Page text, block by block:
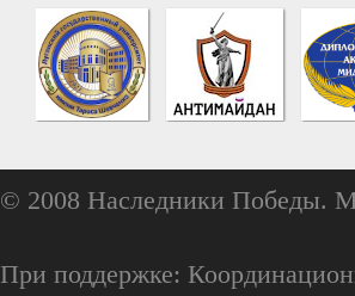
© 2008 Наследники Победы.
При поддержке: